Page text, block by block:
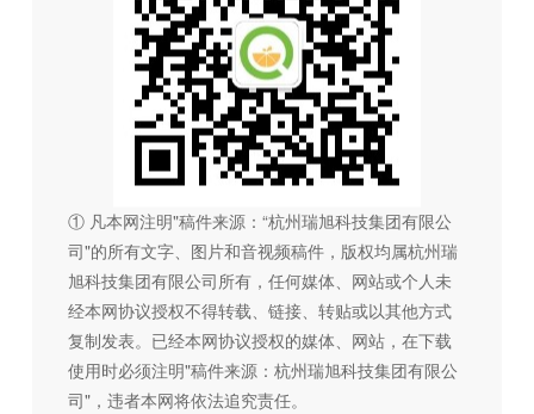
① 凡本网注明"稿件来源：“杭州瑞旭科技集团有限公
司"的所有文字、图片和音视频稿件，版权均属杭州瑞
旭科技集团有限公司所有，任何媒体、网站或个人未
经本网协议授权不得转载、链接、转贴或以其他方式
复制发表。已经本网协议授权的媒体、网站，在下载
使用时必须注明"稿件来源：杭州瑞旭科技集团有限公
司"，违者本网将依法追究责任。